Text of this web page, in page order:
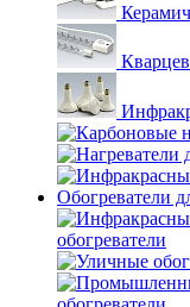
Обогреватели
обогреватели